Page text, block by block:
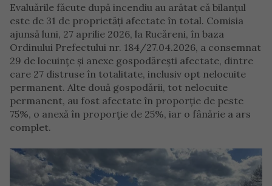
Evaluările făcute după incendiu au arătat că bilanțul
este de 31 de proprietăți afectate în total. Comisia
ajunsă luni, 27 aprilie 2026, la Rucăreni, în baza
Ordinului Prefectului nr. 184/27.04.2026, a consemnat
29 de locuințe și anexe gospodărești afectate, dintre
care 27 distruse în totalitate, inclusiv opt nelocuite
permanent. Alte două gospodării, tot nelocuite
permanent, au fost afectate în proporție de peste
75%, o anexă în proporție de 25%, iar o fânărie a ars
complet.